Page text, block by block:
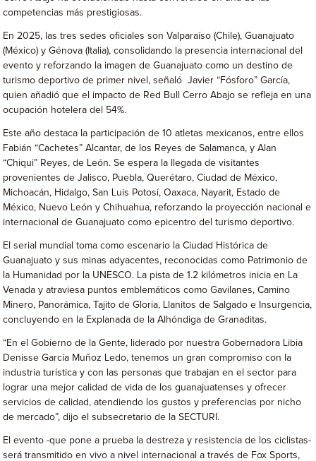
competencias más prestigiosas.
En 2025, las tres sedes oficiales son Valparaíso (Chile), Guanajuato
(México) y Génova (Italia), consolidando la presencia internacional del
evento y reforzando la imagen de Guanajuato como un destino de
turismo deportivo de primer nivel, señaló Javier “Fósforo” García,
quien añadió que el impacto de Red Bull Cerro Abajo se refleja en una
ocupación hotelera del 54%.
Este año destaca la participación de 10 atletas mexicanos, entre ellos
Fabián “Cachetes” Alcantar, de los Reyes de Salamanca, y Alan
“Chiqui” Reyes, de León. Se espera la llegada de visitantes
provenientes de Jalisco, Puebla, Querétaro, Ciudad de México,
Michoacán, Hidalgo, San Luis Potosí, Oaxaca, Nayarit, Estado de
México, Nuevo León y Chihuahua, reforzando la proyección nacional e
internacional de Guanajuato como epicentro del turismo deportivo.
El serial mundial toma como escenario la Ciudad Histórica de
Guanajuato y sus minas adyacentes, reconocidas como Patrimonio de
la Humanidad por la UNESCO. La pista de 1.2 kilómetros inicia en La
Venada y atraviesa puntos emblemáticos como Gavilanes, Camino
Minero, Panorámica, Tajito de Gloria, Llanitos de Salgado e Insurgencia,
concluyendo en la Explanada de la Alhóndiga de Granaditas.
“En el Gobierno de la Gente, liderado por nuestra Gobernadora Libia
Denisse García Muñoz Ledo, tenemos un gran compromiso con la
industria turística y con las personas que trabajan en el sector para
lograr una mejor calidad de vida de los guanajuatenses y ofrecer
servicios de calidad, atendiendo los gustos y preferencias por nicho
de mercado”, dijo el subsecretario de la SECTURI.
El evento -que pone a prueba la destreza y resistencia de los ciclistas-
será transmitido en vivo a nivel internacional a través de Fox Sports,